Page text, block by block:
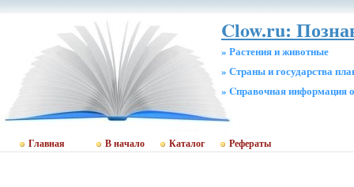
Clow.ru:
» Растения и животные
» Страны и государства
» Cправочная информация
Главная В начало Каталог Рефераты